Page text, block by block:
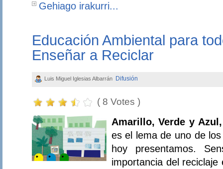
Gehiago irakurri...
Educación Ambiental para
Enseñar a Reciclar
Luis Miguel Iglesias Albarrán Difusión
( 8 Votes )
Amarillo, Verde y
es el lema de uno de
hoy presentamos.
importancia del